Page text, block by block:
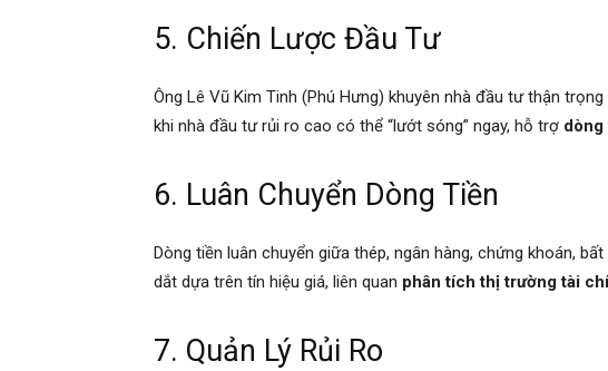
5. Chiến Lược Đầu Tư
Ông Lê Vũ Kim Tinh (Phú Hưng) khuyên nhà đầu tư thận
khi nhà đầu tư rủi ro cao có thể “lướt sóng” ngay, hỗ trợ dòng
6. Luân Chuyển Dòng Tiền
Dòng tiền luân chuyển giữa thép, ngân hàng, chứng khoán,
dắt dựa trên tín hiệu giá, liên quan phân tích thị trường tài
7. Quản Lý Rủi Ro